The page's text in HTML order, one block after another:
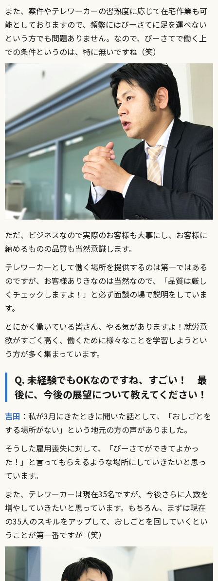
また、案件やテレワーカーの習熟度に応じて在宅作業も可
能としておりますので、頻繁にはびーさてに足を運べない
という方でも問題ありません。なので、びーさてで働く上
での条件というのは、特に無いですね（笑）
ただ、ビジネスなので実際のお客様も大事にし、お客様に
納めるものの品質も当然意識します。
テレワーカーとして働く場所を提供するのは第一ではある
のですが、お客様ありきなのは当然なので、「品質は厳し
くチェックしますよ！」と必ず面談の場で説明をしていま
す。
とにかく働いている皆さん、やる気がありますよ！就労意
欲がすごく高く、働くために様々なことを学習しようとい
う方が多く集まっています。
Q. 未経験でもOKなのですね、すごい！ 最
後に、今後の展望について教えてください！
吉田 ：私が3月にきたときに聞いた話として、「おしごとを
する場所がない」という地元の方の声がありました。
そうした雇用喪失に対して、「びーさてができてよかっ
た！」と言ってもらえるような場所にしていきたいと思っ
ています。
また、テレワーカーは現在35名ですが、今後さらに人数を
増やしていきたいと思っています。もちろん、まずは現在
の35人のスキルをアップして、おしごとを回していくとい
うことが第一番ですが（笑）